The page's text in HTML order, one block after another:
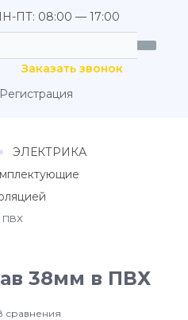
ПТ: 08:00 — 17:00
Заказать звонок
Регистрация
ЭЛЕКТРИКА
ПВХ
38мм в ПВХ
сравнения